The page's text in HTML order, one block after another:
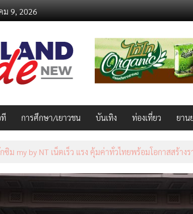
ม 9, 2026
ที การศึกษา/เยาวชน บันเทิง ท่องเที่ยว ยาน
ซิม my by NT เน็ตเร็ว แรง คุ้มค่าทั่วไทยพร้อมโอกาสสร้าง